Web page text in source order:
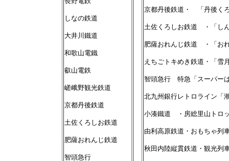
しなの鉄道
大井川鐵道
和歌山電鐵
叡山電鉄
嵯峨野観光鉄道
京都丹後鉄道
土佐くろしお鉄道
肥薩おれんじ鉄道
智頭急行
京都丹後鉄道・ 「丹後く
土佐くろしお鉄道 ・「し
肥薩おれんじ鉄道 ・「お
えちごトキめき鉄道・「雪
智頭急行 特急「スーパー
北九州銀行レトロライン「
小湊鐵道 ・房総里山トロ
由利高原鉄道・おもちゃ列
秋田内陸縦貫鉄道・観光列